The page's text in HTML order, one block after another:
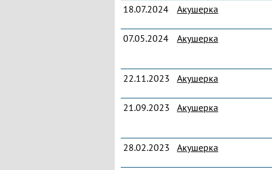
18.07.2024 Акушерка
07.05.2024 Акушерка
22.11.2023 Акушерка
21.09.2023 Акушерка
28.02.2023 Акушерка